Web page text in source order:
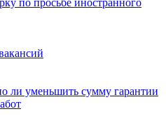
ли уменьшить сумму гарантии